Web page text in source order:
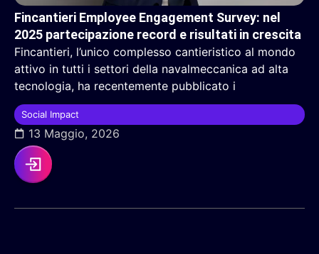
Fincantieri Employee Engagement Survey: nel
2025 partecipazione record e risultati in crescita
Fincantieri, l’unico complesso cantieristico al mondo
attivo in tutti i settori della navalmeccanica ad alta
tecnologia, ha recentemente pubblicato i
Social Impact
13 Maggio, 2026